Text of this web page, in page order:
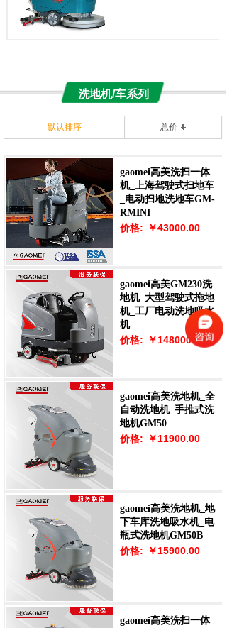
洗地机/车系列
默认排序 总价
gaomei高美洗扫一体
机_上海驾驶式扫地车
_电动扫地洗地车GM-
RMINI
价格: ￥43000.00
gaomei高美GM230洗
地机_大型驾驶式拖地
机_工厂电动洗地吸水
机
价格: ￥148000.00
gaomei高美洗地机_全
自动洗地机_手推式洗
地机GM50
价格: ￥11900.00
gaomei高美洗地机_地
下车库洗地吸水机_电
瓶式洗地机GM50B
价格: ￥15900.00
gaomei高美洗扫一体